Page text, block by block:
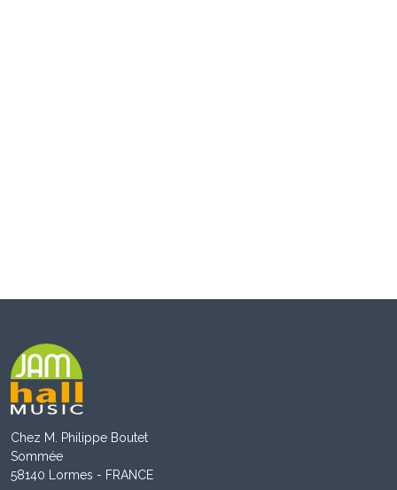
Chez M. Philippe Boutet
Sommée
58140 Lormes - FRANCE